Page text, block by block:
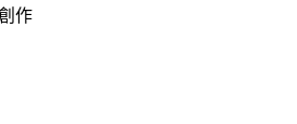
作